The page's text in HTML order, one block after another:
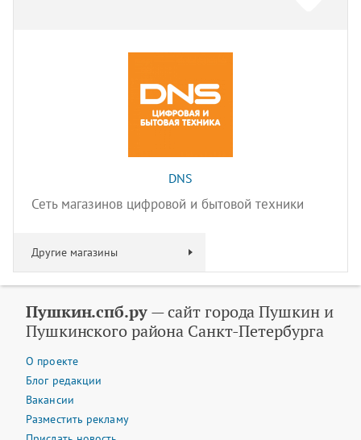
DNS
Сеть магазинов цифровой и бытовой техники
Другие магазины
Пушкин.спб.ру— сайт города Пушкин и
Пушкинского района Санкт-Петербурга
О проекте
Блог редакции
Вакансии
Разместить рекламу